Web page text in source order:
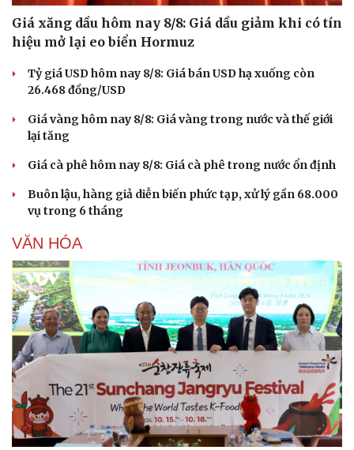
Du lịch
Tư vấn
Podcast
Câu chuyện thời sự
Giá xăng dầu hôm nay 8/8: Giá dầu giảm khi có tín
hiệu mở lại eo biển Hormuz
Tỷ giá USD hôm nay 8/8: Giá bán USD hạ xuống còn
26.468 đồng/USD
Giá vàng hôm nay 8/8: Giá vàng trong nước và thế giới
lại tăng
Giá cà phê hôm nay 8/8: Giá cà phê trong nước ổn định
Buôn lậu, hàng giả diễn biến phức tạp, xử lý gần 68.000
vụ trong 6 tháng
VĂN HÓA